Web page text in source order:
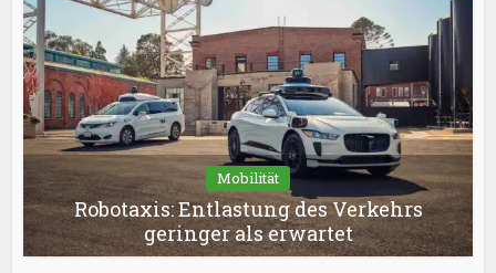
Mobilität
Robotaxis: Entlastung des Verkehrs
geringer als erwartet